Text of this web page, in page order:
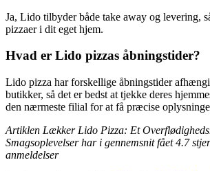
Ja, Lido tilbyder både take away og levering,
pizzaer i dit eget hjem.
Hvad er Lido pizzas åbningstider?
Lido pizza har forskellige åbningstider
butikker, så det er bedst at tjekke deres
den nærmeste filial for at få præcise
Artiklen Lækker Lido Pizza: Et
Smagsoplevelser har i gennemsnit fået4.7
anmeldelser